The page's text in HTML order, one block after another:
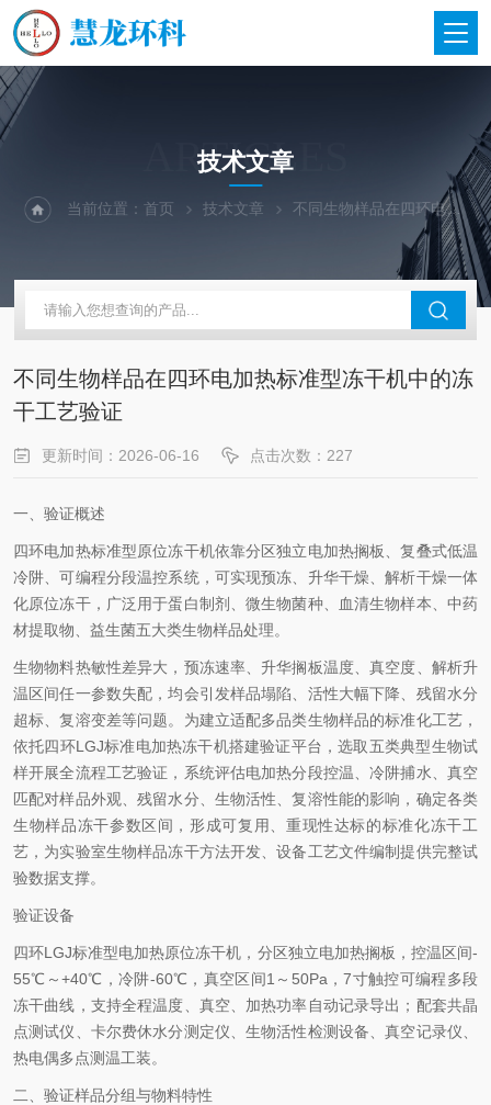
ARTICLES
技术文章
当前位置：首页 技术文章 不同生物样品在四环电加热标准型冻干机中的冻干工艺验证
不同生物样品在四环电加热标准型冻干机中的冻
干工艺验证
更新时间：2026-06-16 点击次数：227
一、验证概述
四环电加热标准型原位冻干机依靠分区独立电加热搁板、复叠式低温
冷阱、可编程分段温控系统，可实现预冻、升华干燥、解析干燥一体
化原位冻干，广泛用于蛋白制剂、微生物菌种、血清生物样本、中药
材提取物、益生菌五大类生物样品处理。
生物物料热敏性差异大，预冻速率、升华搁板温度、真空度、解析升
温区间任一参数失配，均会引发样品塌陷、活性大幅下降、残留水分
超标、复溶变差等问题。为建立适配多品类生物样品的标准化工艺，
依托四环LGJ标准电加热冻干机搭建验证平台，选取五类典型生物试
样开展全流程工艺验证，系统评估电加热分段控温、冷阱捕水、真空
匹配对样品外观、残留水分、生物活性、复溶性能的影响，确定各类
生物样品冻干参数区间，形成可复用、重现性达标的标准化冻干工
艺，为实验室生物样品冻干方法开发、设备工艺文件编制提供完整试
验数据支撑。
验证设备
四环LGJ标准型电加热原位冻干机，分区独立电加热搁板，控温区间-
55℃～+40℃，冷阱-60℃，真空区间1～50Pa，7寸触控可编程多段
冻干曲线，支持全程温度、真空、加热功率自动记录导出；配套共晶
点测试仪、卡尔费休水分测定仪、生物活性检测设备、真空记录仪、
热电偶多点测温工装。
二、验证样品分组与物料特性